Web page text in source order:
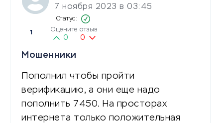
7 ноября 2023 в 03:45
1 Оцените отзыв
0 0
Мошенники
Пополнил чтобы пройти
верификацию, а они еще надо
пополнить 7450. На просторах
интернета только положительная